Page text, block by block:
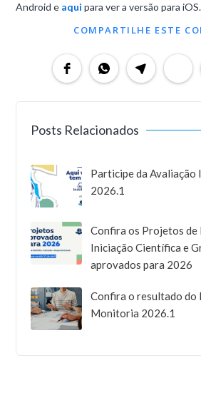
Android e aqui para ver a versão para iOS.
COMPARTILHE ESTE
Posts Relacionados
Participe da Avaliação
2026.1
Confira os Projetos de
Iniciação Científica e
aprovados para 2026
Confira o resultado do
Monitoria 2026.1